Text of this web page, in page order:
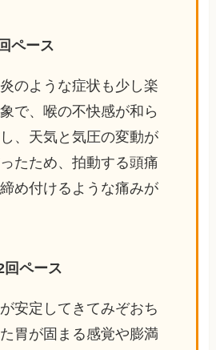
ペース
のような症状も少し楽
で、喉の不快感が和ら
、天気と気圧の変動が
たため、拍動する頭痛
め付けるような痛みが
回ペース
安定してきてみぞおち
胃が固まる感覚や膨満